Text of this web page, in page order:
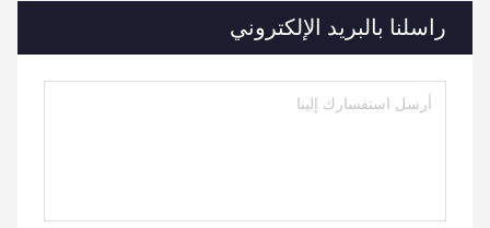
راسلنا بالبريد الإلكتروني